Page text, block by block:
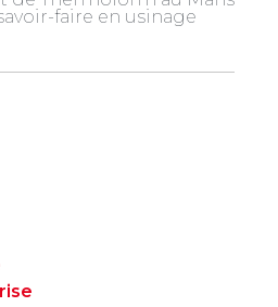
faire en usinage